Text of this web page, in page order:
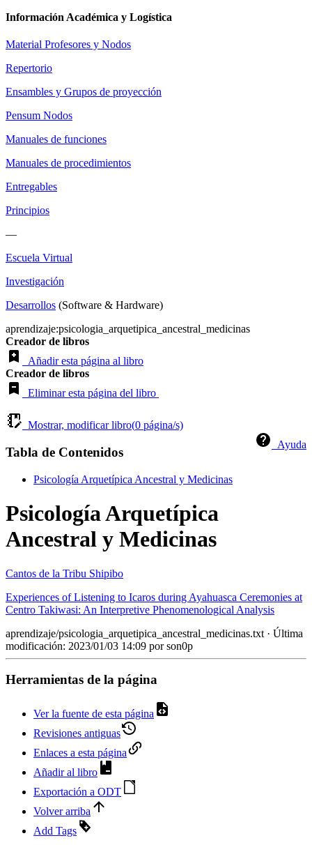
Información Académica y Logística
Material Profesores y Nodos
Repertorio
Ensambles y Grupos de proyección
Pensum Nodos
Manuales de funciones
Manuales de procedimientos
Entregables
Principios
—
Escuela Virtual
Investigación
Desarrollos (Software & Hardware)
aprendizaje:psicologia_arquetipica_ancestral_medicinas
Creador de libros
Añadir esta página al libro
Creador de libros
Eliminar esta página del libro
Mostrar, modificar libro(0 página/s)
Ayuda
Tabla de Contenidos
Psicología Arquetípica Ancestral y Medicinas
Psicología Arquetípica
Ancestral y Medicinas
Cantos de la Tribu Shipibo
Experiences of Listening to Icaros during Ayahuasca Ceremonies at
Centro Takiwasi: An Interpretive Phenomenological Analysis
aprendizaje/psicologia_arquetipica_ancestral_medicinas.txt · Última
modificación: 2023/01/03 14:09 porson0p
Herramientas de la página
Ver la fuente de esta página
Revisiones antiguas
Enlaces a esta página
Añadir al libro
Exportación a ODT
Volver arriba
Add Tags